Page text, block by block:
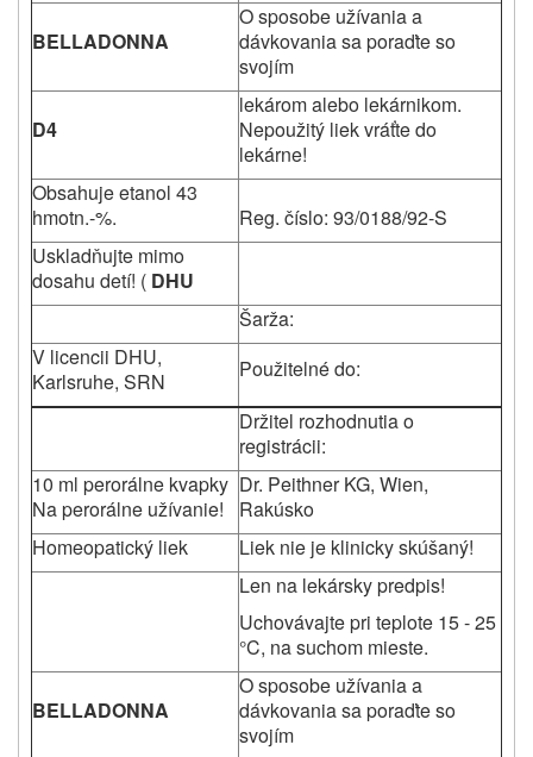
BELLADONNA
O sposobe užívania a
dávkovania sa poraďte so
svojím
D4
lekárom alebo lekárnikom.
Nepoužitý liek vráťte do
lekárne!
Obsahuje etanol 43
hmotn.-%.
Reg. číslo: 93/0188/92-S
Uskladňujte mimo
dosahu detí! ( DHU
Šarža:
V licencii DHU,
Karlsruhe, SRN
Použitelné do:
Držitel rozhodnutia o
registrácii:
10 ml perorálne kvapky
Na perorálne užívanie!
Dr. Peithner KG, Wien,
Rakúsko
Homeopatický liek
Liek nie je klinicky skúšaný!
Len na lekársky predpis!
Uchovávajte pri teplote 15 - 25
°C, na suchom mieste.
BELLADONNA
O sposobe užívania a
dávkovania sa poraďte so
svojím